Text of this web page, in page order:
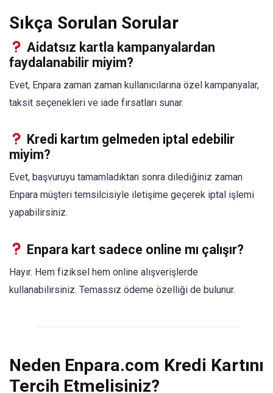
Sıkça Sorulan Sorular
Aidatsız kartla kampanyalardan
faydalanabilir miyim?
Evet, Enpara zaman zaman kullanıcılarına özel kampanyalar,
taksit seçenekleri ve iade fırsatları sunar.
Kredi kartım gelmeden iptal edebilir
miyim?
Evet, başvuruyu tamamladıktan sonra dilediğiniz zaman
Enpara müşteri temsilcisiyle iletişime geçerek iptal işlemi
yapabilirsiniz.
Enpara kart sadece online mı çalışır?
Hayır. Hem fiziksel hem online alışverişlerde
kullanabilirsiniz. Temassız ödeme özelliği de bulunur.
Neden Enpara.com Kredi Kartını
Tercih Etmelisiniz?